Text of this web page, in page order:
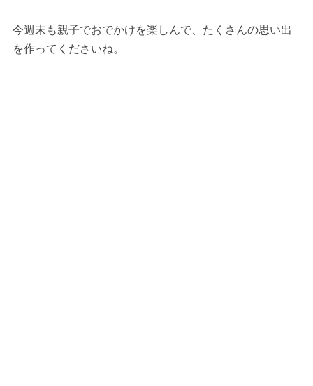
今週末も親子でおでかけを楽しんで、たくさんの思い出
を作ってくださいね。